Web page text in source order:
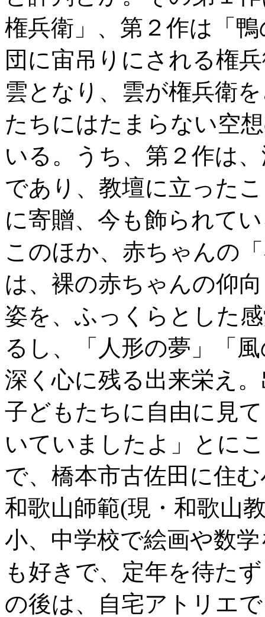
権兵衛」、第２作は「
団に宙吊りにされる権
雲となり、雲が権兵衛
たちにはたまらない空
いる。うち、第２作は
であり、教壇に立った
に寄贈、今も飾られて
このほか、赤ちゃんの
は、裸の赤ちゃんの仰
姿を、ふっくらとした
るし、「人形の夢」「
深く心に残る出来栄え
子どもたちに自由に見
いていましたよ」とに
で、橋本市古佐田に住
和歌山師範(現・和歌山
小、中学校で絵画や数
も好きで、定年を待た
の後は、自宅アトリエ